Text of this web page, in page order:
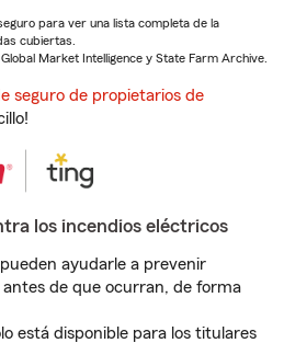
para ver una lista completa de la
cubiertas.
Market Intelligence y State Farm Archive.
seguro de propietarios de
los incendios eléctricos
ayudarle a prevenir
de que ocurran, de forma
está disponible para los titulares